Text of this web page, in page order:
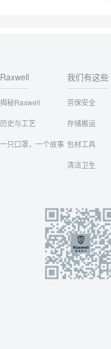
Raxwell
揭秘Raxwell
历史与工艺
一只口罩，一个故事
我们有这些
劳保安全
存储搬运
包材工具
清洁卫生